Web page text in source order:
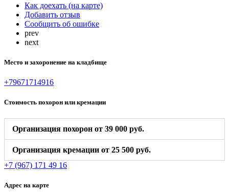
Как доехать (на карте)
Добавить отзыв
Сообщить об ошибке
prev
next
Место и захоронение на кладбище
+79671714916
Стоимость похорон или кремации
Организация похорон от 39 000 руб.
Организация кремации от 25 500 руб.
+7 (967) 171 49 16
Адрес на карте